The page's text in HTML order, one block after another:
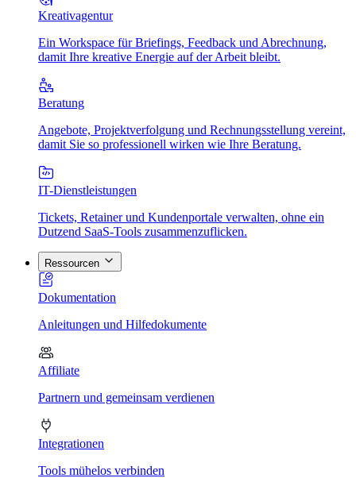
Kreativagentur
Ein Workspace für Briefings, Feedback und Abrechnung,
damit Ihre kreative Energie auf der Arbeit bleibt.
Beratung
Angebote, Projektverfolgung und Rechnungsstellung vereint,
damit Sie so professionell wirken wie Ihre Beratung.
IT-Dienstleistungen
Tickets, Retainer und Kundenportale verwalten, ohne ein
Dutzend SaaS-Tools zusammenzuflicken.
Ressourcen
Dokumentation
Anleitungen und Hilfedokumente
Affiliate
Partnern und gemeinsam verdienen
Integrationen
Tools mühelos verbinden